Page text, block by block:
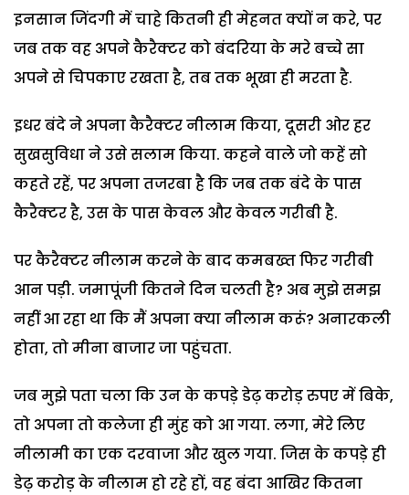
इनसान जिंदगी में चाहे कितनी ही मेहनत क्यों न करे, पर
जब तक वह अपने कैरैक्टर को बंदरिया के मरे बच्चे सा
अपने से चिपकाए रखता है, तब तक भूखा ही मरता है.
इधर बंदे ने अपना कैरैक्टर नीलाम किया, दूसरी ओर हर
सुखसुविधा ने उसे सलाम किया. कहने वाले जो कहें सो
कहते रहें, पर अपना तजरबा है कि जब तक बंदे के पास
कैरैक्टर है, उस के पास केवल और केवल गरीबी है.
पर कैरैक्टर नीलाम करने के बाद कमबख्त फिर गरीबी
आन पड़ी. जमापूंजी कितने दिन चलती है? अब मुझे समझ
नहीं आ रहा था कि मैं अपना क्या नीलाम करूं? अनारकली
होता, तो मीना बाजार जा पहुंचता.
जब मुझे पता चला कि उन के कपड़े डेढ़ करोड़ रुपए में बिके,
तो अपना तो कलेजा ही मुंह को आ गया. लगा, मेरे लिए
नीलामी का एक दरवाजा और खुल गया. जिस के कपड़े ही
डेढ़ करोड़ के नीलाम हो रहे हों, वह बंदा आखिर कितना